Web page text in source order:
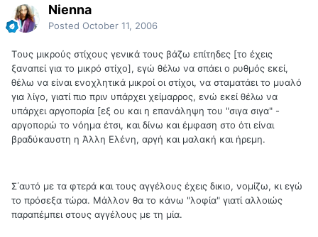
Nienna
Posted October 11, 2006
Tους μικρούς στίχους γενικά τους βάζω επίτηδες [το έχεις
ξαναπεί για το μικρό στίχο], εγώ θέλω να σπάει ο ρυθμός εκεί,
θέλω να είναι ενοχλητικά μικροί οι στίχοι, να σταματάει το μυαλό
για λίγο, γιατί πιο πριν υπάρχει χείμαρρος, ενώ εκεί θέλω να
υπάρχει αργοπορία [εξ ου και η επανάληψη του "σιγα σιγα" -
αργοπορώ το νόημα έτσι, και δίνω και έμφαση στο ότι είναι
βραδύκαυστη η Άλλη Ελένη, αργή και μαλακή και ήρεμη.
Σ΄αυτό με τα φτερά και τους αγγέλους έχεις δικιο, νομίζω, κι εγώ
το πρόσεξα τώρα. Μάλλον θα το κάνω "λοφία" γιατί αλλοιώς
παραπέμπει στους αγγέλους με τη μία.